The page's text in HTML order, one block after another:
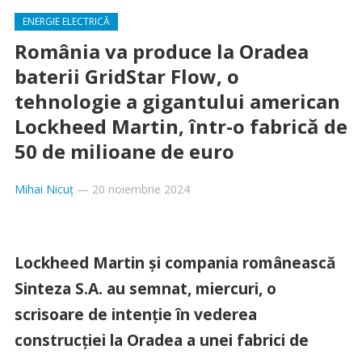
ENERGIE ELECTRICĂ
România va produce la Oradea
baterii GridStar Flow, o
tehnologie a gigantului american
Lockheed Martin, într-o fabrică de
50 de milioane de euro
Mihai Nicuț— 20 noiembrie 2024
Lockheed Martin şi compania românească
Sinteza S.A. au semnat, miercuri, o
scrisoare de intenţie în vederea
construcţiei la Oradea a unei fabrici de